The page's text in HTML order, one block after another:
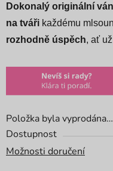
Dokonalý originální
na tváři každému
rozhodně úspěch, ať
Položka byla vyprodána…
Dostupnost
Možnosti doručení